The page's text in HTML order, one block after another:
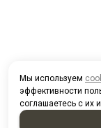
Мы используем
эффективности
соглашаетесь с их